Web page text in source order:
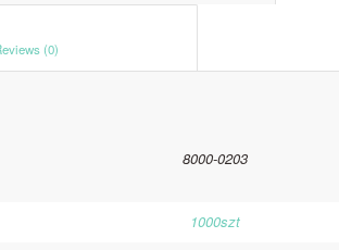
8000-0203
1000szt